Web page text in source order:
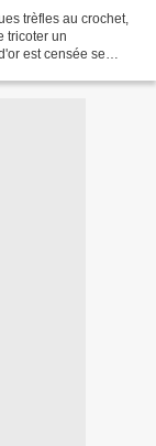
trèfles au crochet,
tricoter un
est censée se